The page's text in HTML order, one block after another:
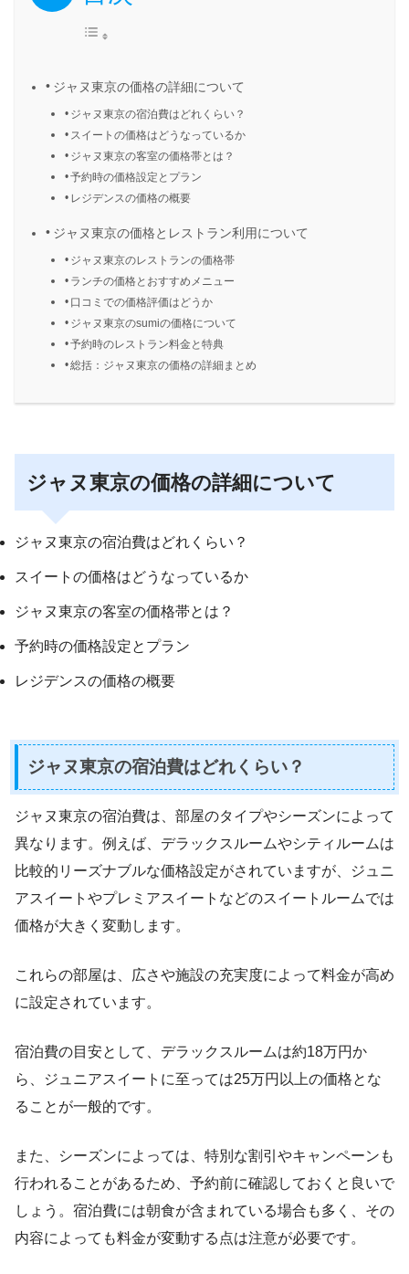
ジャヌ東京の価格の詳細について
ジャヌ東京の宿泊費はどれくらい？
スイートの価格はどうなっているか
ジャヌ東京の客室の価格帯とは？
予約時の価格設定とプラン
レジデンスの価格の概要
ジャヌ東京の価格とレストラン利用について
ジャヌ東京のレストランの価格帯
ランチの価格とおすすめメニュー
口コミでの価格評価はどうか
ジャヌ東京のsumiの価格について
予約時のレストラン料金と特典
総括：ジャヌ東京の価格の詳細まとめ
ジャヌ東京の価格の詳細について
ジャヌ東京の宿泊費はどれくらい？
スイートの価格はどうなっているか
ジャヌ東京の客室の価格帯とは？
予約時の価格設定とプラン
レジデンスの価格の概要
ジャヌ東京の宿泊費はどれくらい？
ジャヌ東京の宿泊費は、部屋のタイプやシーズンによって
異なります。例えば、デラックスルームやシティルームは
比較的リーズナブルな価格設定がされていますが、ジュニ
アスイートやプレミアスイートなどのスイートルームでは
価格が大きく変動します。
これらの部屋は、広さや施設の充実度によって料金が高め
に設定されています。
宿泊費の目安として、デラックスルームは約18万円か
ら、ジュニアスイートに至っては25万円以上の価格とな
ることが一般的です。
また、シーズンによっては、特別な割引やキャンペーンも
行われることがあるため、予約前に確認しておくと良いで
しょう。宿泊費には朝食が含まれている場合も多く、その
内容によっても料金が変動する点は注意が必要です。